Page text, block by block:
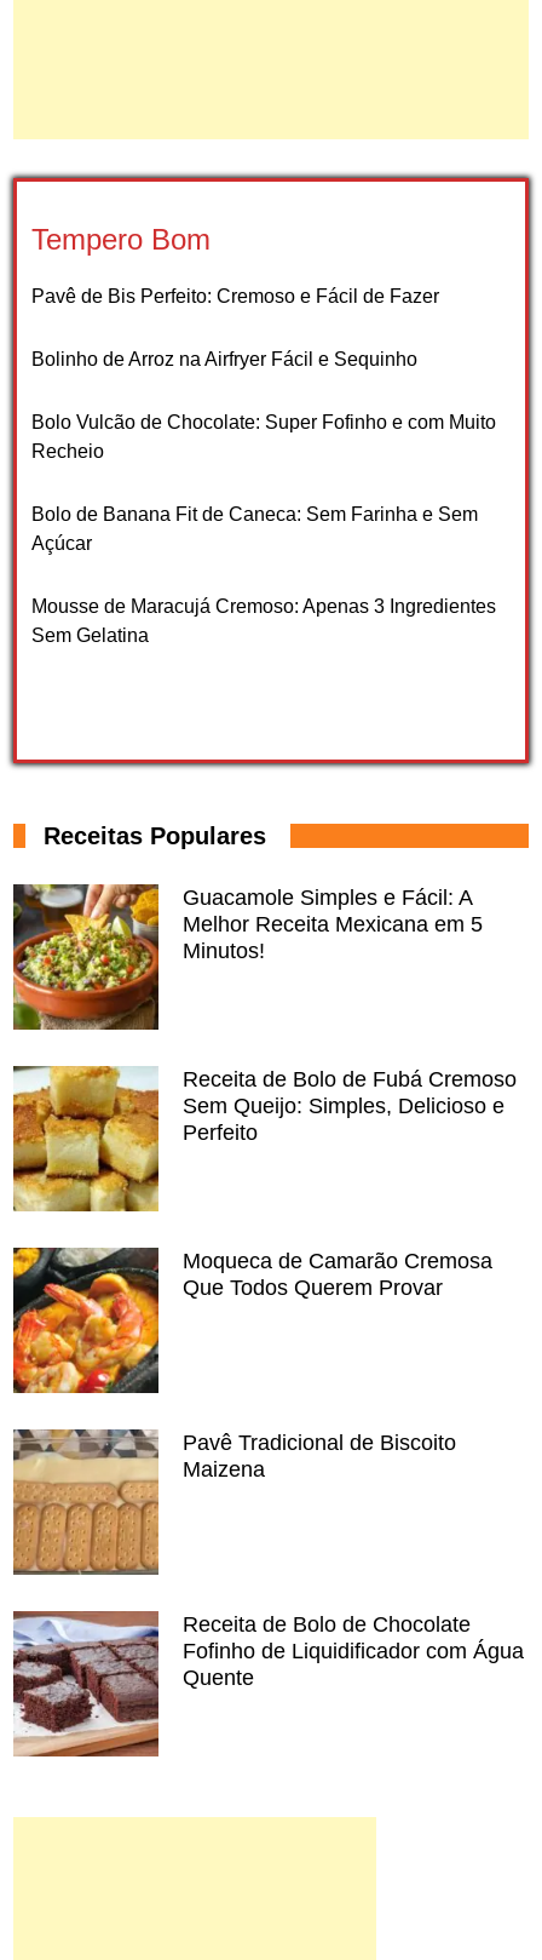
Tempero Bom
Pavê de Bis Perfeito: Cremoso e Fácil de Fazer
Bolinho de Arroz na Airfryer Fácil e Sequinho
Bolo Vulcão de Chocolate: Super Fofinho e com Muito
Recheio
Bolo de Banana Fit de Caneca: Sem Farinha e Sem
Açúcar
Mousse de Maracujá Cremoso: Apenas 3 Ingredientes
Sem Gelatina
Receitas Populares
Guacamole Simples e Fácil: A
Melhor Receita Mexicana em 5
Minutos!
Receita de Bolo de Fubá Cremoso
Sem Queijo: Simples, Delicioso e
Perfeito
Moqueca de Camarão Cremosa
Que Todos Querem Provar
Pavê Tradicional de Biscoito
Maizena
Receita de Bolo de Chocolate
Fofinho de Liquidificador com Água
Quente